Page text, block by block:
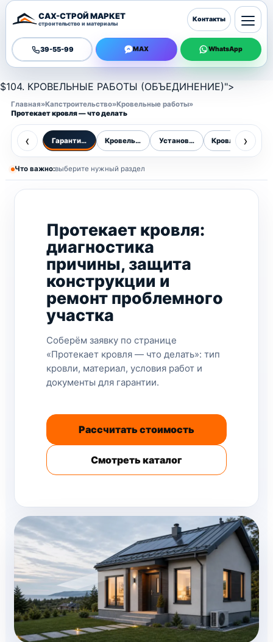
САХ-СТРОЙ МАРКЕТ
строительство и материалы
39-55-99 MAX WhatsApp
Контакты
$104. КРОВЕЛЬНЫЕ РАБОТЫ (ОБЪЕДИНЕНИЕ)">
Главная»Капстроительство»Кровельные работы»
Протекает кровля — что делать
‹ Гарантия 10 летКровельные работыУстановка кровлиКровля дома
›
Что важно:выберите нужный раздел
Протекает кровля:
диагностика
причины, защита
конструкции и
ремонт проблемного
участка
Соберём заявку по странице
«Протекает кровля — что делать»: тип
кровли, материал, условия работ и
документы для гарантии.
Рассчитать стоимость
Смотреть каталог